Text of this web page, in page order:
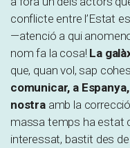
conflicte entre l’Estat
—atenció a qui
nom fa la cosa! La
que, quan vol, sap
comunicar, a
nostraamb la
massa temps ha estat
interessat, bastit des